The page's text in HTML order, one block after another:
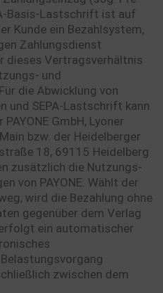
Basis-Lastschrift ist auf
Kunde ein Bezahlsystem,
Zahlungsdienst
dieses Vertragsverhältnis
und
die Abwicklung von
und SEPA-Lastschrift kann
GmbH, Lyoner
bzw. der Heidelberger
18, 69115 Heidelberg
zusätzlich die Nutzungs-
von PAYONE. Wählt der
wird die Bezahlung ohne
gegenüber dem Verlag
ein automatischer
zwischen dem